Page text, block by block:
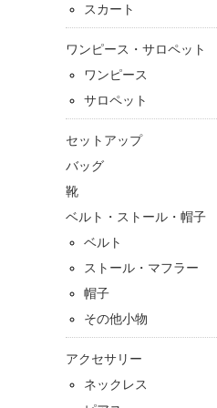
スカート
ワンピース・サロペット
ワンピース
サロペット
セットアップ
バッグ
靴
ベルト・ストール・帽子
ベルト
ストール・マフラー
帽子
その他小物
アクセサリー
ネックレス